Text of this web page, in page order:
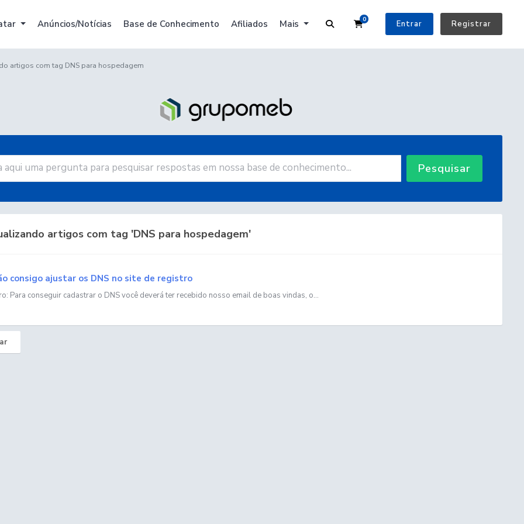
Anúncios/Notícias Base de Conhecimento Afiliados Mais 0Carrinho de Compras
Entrar Registrar
artigos com tag DNS para hospedagem
Pesquisar
artigos com tag 'DNS para hospedagem'
consigo ajustar os DNS no site de registro
Para conseguir cadastrar o DNS você deverá ter recebido nosso email de boas vindas, o...